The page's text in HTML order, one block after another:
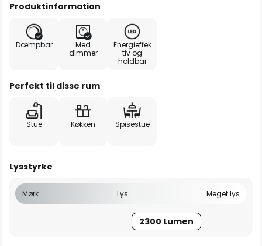
Produktinformation
Dæmpbar
Med
dimmer
Energieffek
tiv og
holdbar
Perfekt til disse rum
Stue Køkken Spisestue
Lysstyrke
Mørk Lys Meget lys
2300 Lumen